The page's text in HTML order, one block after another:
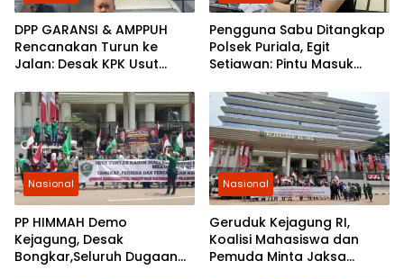
DPP GARANSI & AMPPUH
Rencanakan Turun ke
Jalan: Desak KPK Usut
Gembok Rp92,5 Miliar
Ditjenpas
Pengguna Sabu Ditangkap
Polsek Puriala, Egit
Setiawan: Pintu Masuk
Nasional
PP HIMMAH Demo
Kejagung, Desak
Bongkar,Seluruh Dugaan
Nasional
Geruduk Kejagung RI,
Koalisi Mahasiswa dan
Pemuda Minta Jaksa